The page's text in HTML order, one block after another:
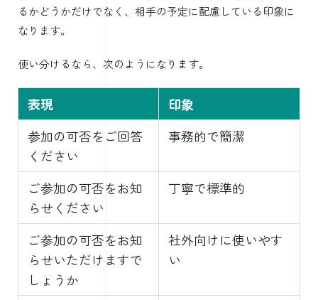
るかどうかだけでなく、相手の予定に配慮している印象に
なります。
使い分けるなら、次のようになります。
表現
印象
参加の可否をご回答
ください
事務的で簡潔
ご参加の可否をお知
らせください
丁寧で標準的
ご参加の可否をお知
らせいただけますで
しょうか
社外向けに使いやす
い